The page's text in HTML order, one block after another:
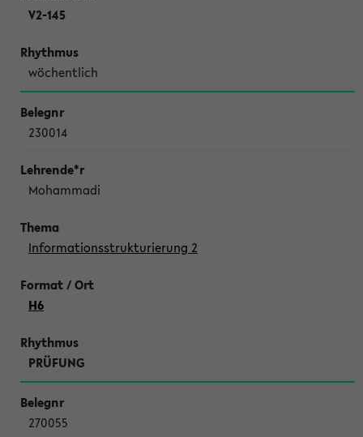
V2-145
wöchentlich
230014
Mohammadi
Informationsstrukturierung 2
H6
PRÜFUNG
270055